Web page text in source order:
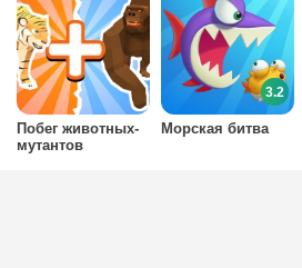
Побег животных-
мутантов
Морская битва
3.2